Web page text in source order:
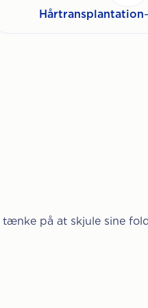
Hårtransplantation
på at skjule sine